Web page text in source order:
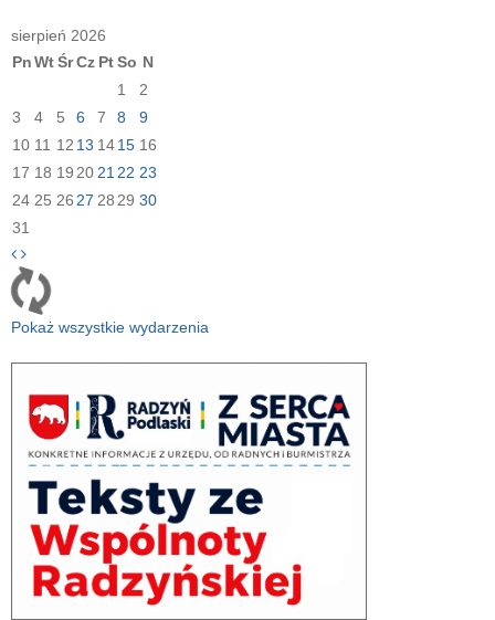
sierpień 2026
PnWtŚrCz PtSo N
1
2
3
4 5 6 7 8
9
10 11 12 13 1415 16
17 18 19 20 21 22 23
24 25 26 27 28 29 30
31
Pokaż wszystkie wydarzenia